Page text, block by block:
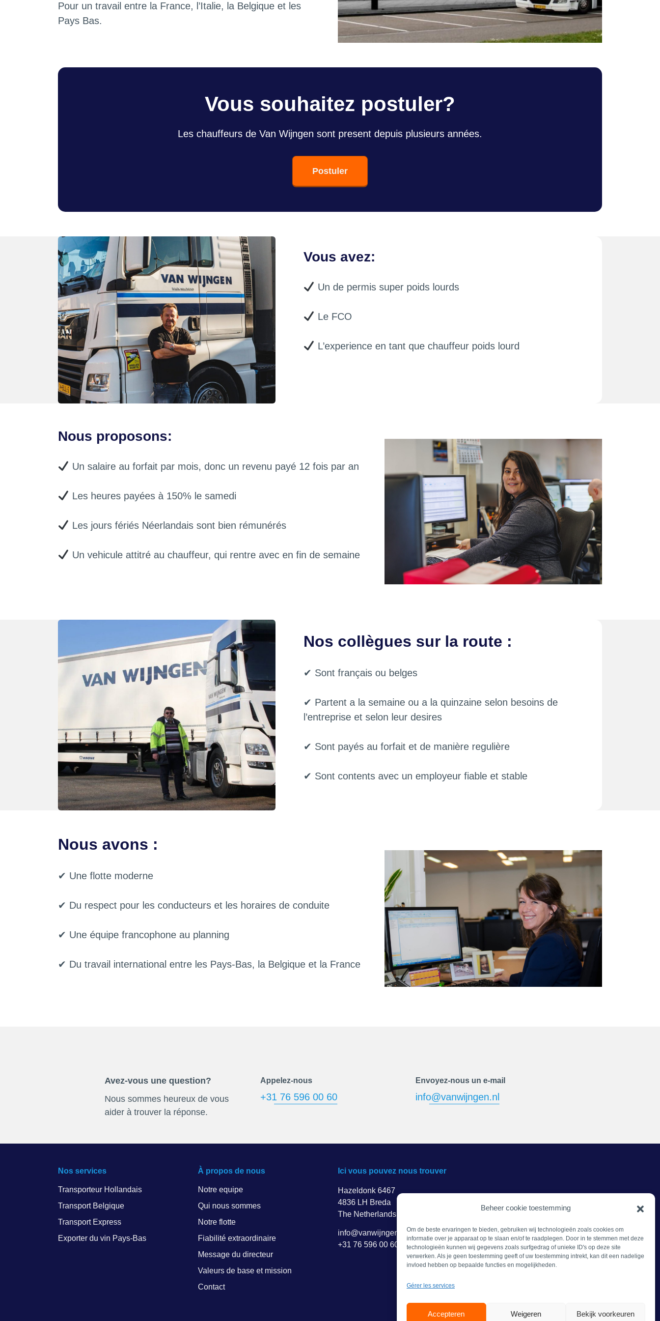
Beheer cookie toestemming
Om de beste ervaringen te bieden, gebruiken wij technologieën zoals cookies om
informatie over je apparaat op te slaan en/of te raadplegen. Door in te stemmen met deze
technologieën kunnen wij gegevens zoals surfgedrag of unieke ID's op deze site
verwerken. Als je geen toestemming geeft of uw toestemming intrekt, kan dit een nadelige
invloed hebben op bepaalde functies en mogelijkheden.
Gérer les services
Accepteren Weigeren Bekijk voorkeuren
Pour un travail entre la France, l’Italie, la Belgique et les
Pays Bas.
Vous souhaitez postuler?
Les chauffeurs de Van Wijngen sont present depuis plusieurs années.
Postuler
Vous avez:
Un de permis super poids lourds
Le FCO
L’experience en tant que chauffeur poids lourd
Nous proposons:
Un salaire au forfait par mois, donc un revenu payé 12 fois par an
Les heures payées à 150% le samedi
Les jours fériés Néerlandais sont bien rémunérés
Un vehicule attitré au chauffeur, qui rentre avec en fin de semaine
Nos collègues sur la route :
✔ Sont français ou belges
✔ Partent a la semaine ou a la quinzaine selon besoins de
l’entreprise et selon leur desires
✔ Sont payés au forfait et de manière regulière
✔ Sont contents avec un employeur fiable et stable
Nous avons :
✔ Une flotte moderne
✔ Du respect pour les conducteurs et les horaires de conduite
✔ Une équipe francophone au planning
✔ Du travail international entre les Pays-Bas, la Belgique et la France
Avez-vous une question?
Nous sommes heureux de vous
aider à trouver la réponse.
Appelez-nous
+31 76 596 00 60
Envoyez-nous un e-mail
info@vanwijngen.nl
Nos services
Transporteur Hollandais
Transport Belgique
Transport Express
Exporter du vin Pays-Bas
À propos de nous
Notre equipe
Qui nous sommes
Notre flotte
Fiabilité extraordinaire
Message du directeur
Valeurs de base et mission
Contact
Ici vous pouvez nous trouver
Hazeldonk 6467
4836 LH Breda
The Netherlands
info@vanwijngen.nl
+31 76 596 00 60